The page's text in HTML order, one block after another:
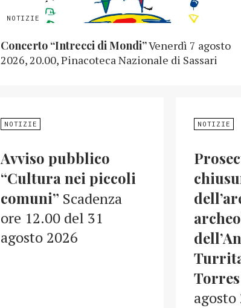
Concerto “Intrecci di Mondi”Venerdì 7 agosto
2026, 20.00, Pinacoteca Nazionale di Sassari
NOTIZIE
Avviso pubblico
“Cultura nei piccoli
comuni” Scadenza
ore 12.00 del 31
agosto 2026
NOTIZIE
Torres
agosto